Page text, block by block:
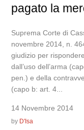
pagato la
Suprema Corte di
novembre 2014, n.
giudizio per
dall’uso dell’arma
pen.) e della
(capo b: art. 4...
14 Novembre 2014
by D'Isa